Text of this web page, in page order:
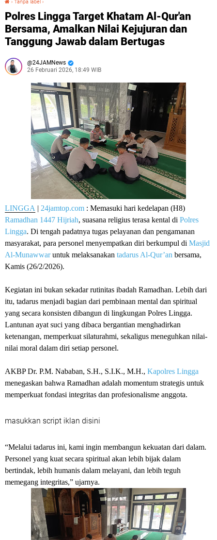
› Tanpa label ›
Polres Lingga Target Khatam Al-Qur'an
Bersama, Amalkan Nilai Kejujuran dan
Tanggung Jawab dalam Bertugas
24JAMNews
26 Februari 2026, 18:49 WIB
LINGGA | 24jamtop.com : Memasuki hari kedelapan (H8)
Ramadhan 1447 Hijriah, suasana religius terasa kental di Polres
Lingga. Di tengah padatnya tugas pelayanan dan pengamanan
masyarakat, para personel menyempatkan diri berkumpul di Masjid
Al-Munawwaruntuk melaksanakan tadarus Al-Qur’an bersama,
Kamis (26/2/2026).
Kegiatan ini bukan sekadar rutinitas ibadah Ramadhan. Lebih dari
itu, tadarus menjadi bagian dari pembinaan mental dan spiritual
yang secara konsisten dibangun di lingkungan Polres Lingga.
Lantunan ayat suci yang dibaca bergantian menghadirkan
ketenangan, memperkuat silaturahmi, sekaligus meneguhkan nilai-
nilai moral dalam diri setiap personel.
AKBP Dr. P.M. Nababan, S.H., S.I.K., M.H., Kapolres Lingga
menegaskan bahwa Ramadhan adalah momentum strategis untuk
memperkuat fondasi integritas dan profesionalisme anggota.
masukkan script iklan disini
“Melalui tadarus ini, kami ingin membangun kekuatan dari dalam.
Personel yang kuat secara spiritual akan lebih bijak dalam
bertindak, lebih humanis dalam melayani, dan lebih teguh
memegang integritas,” ujarnya.